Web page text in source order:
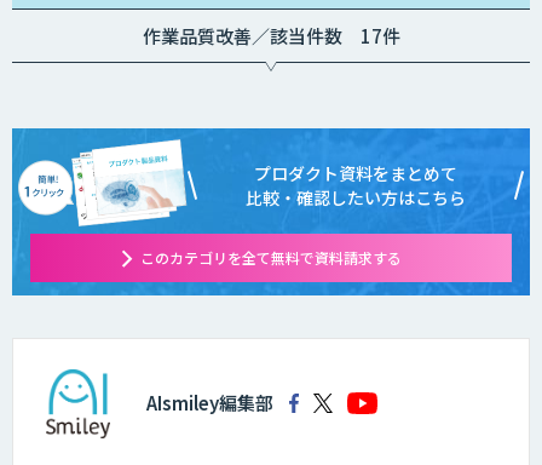
作業品質改善／該当件数 17件
プロダクト資料をまとめて
比較・確認したい方はこちら
このカテゴリを全て無料で資料請求する
AIsmiley編集部